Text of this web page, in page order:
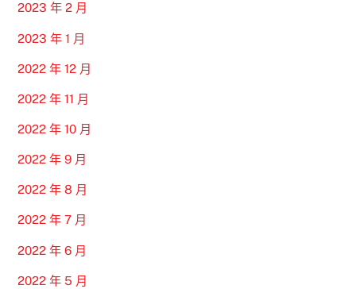
2023 年 2 月
2023 年 1 月
2022 年 12 月
2022 年 11 月
2022 年 10 月
2022 年 9 月
2022 年 8 月
2022 年 7 月
2022 年 6 月
2022 年 5 月